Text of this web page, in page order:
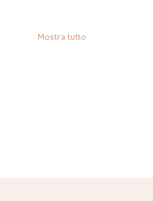
Mostra tutto